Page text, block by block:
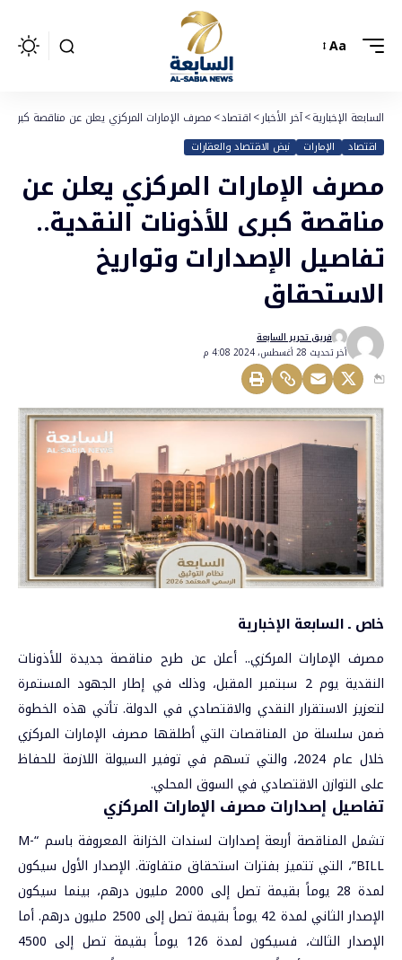
Aa
السابعة الإخبارية>آخر الأخبار>اقتصاد>مصرف الإمارات المركزي يعلن عن مناقصة كبرى
اقتصاد الإمارات نبض الاقتصاد والعقارات
مصرف الإمارات المركزي يعلن عن
مناقصة كبرى للأذونات النقدية..
تفاصيل الإصدارات وتواريخ
الاستحقاق
أخر تحديث 28 أغسطس، 2024 4:08 م
فريق تحرير السابعة
خاص ـ السابعة الإخبارية
مصرف الإمارات المركزي.. أعلن عن طرح مناقصة جديدة للأذونات
النقدية يوم 2 سبتمبر المقبل، وذلك في إطار الجهود المستمرة
لتعزيز الاستقرار النقدي والاقتصادي في الدولة. تأتي هذه الخطوة
ضمن سلسلة من المناقصات التي أطلقها مصرف الإماراتالمركزي
خلال عام 2024، والتي تسهم في توفير السيولة اللازمة للحفاظ
على التوازن الاقتصادي في السوق المحلي.
تفاصيل إصدارات مصرف الإمارات المركزي
تشمل المناقصة أربعة إصدارات لسندات الخزانة المعروفة باسم “M-
BILL”، التي تتميز بفترات استحقاق متفاوتة. الإصدار الأول سيكون
لمدة 28 يوماً بقيمة تصل إلى 2000 مليون درهم، بينما سيكون
الإصدار الثاني لمدة 42 يوماً بقيمة تصل إلى 2500 مليون درهم. أما
الإصدار الثالث، فسيكون لمدة 126 يوماً بقيمة تصل إلى 4500